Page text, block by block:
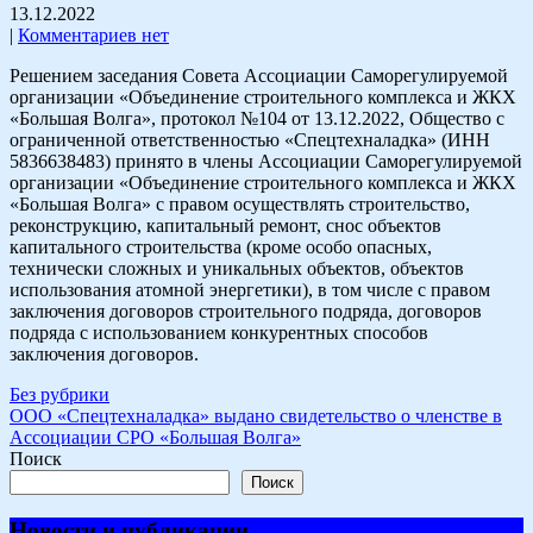
13.12.2022
| Комментариев нет
Решением заседания Совета Ассоциации Саморегулируемой
организации «Объединение строительного комплекса и ЖКХ
«Большая Волга», протокол №104 от 13.12.2022, Общество с
ограниченной ответственностью «Спецтехналадка» (ИНН
5836638483) принято в члены Ассоциации Саморегулируемой
организации «Объединение строительного комплекса и ЖКХ
«Большая Волга» с правом осуществлять строительство,
реконструкцию, капитальный ремонт, снос объектов
капитального строительства (кроме особо опасных,
технически сложных и уникальных объектов, объектов
использования атомной энергетики), в том числе с правом
заключения договоров строительного подряда, договоров
подряда с использованием конкурентных способов
заключения договоров.
Без рубрики
Навигация
по
ООО «Спецтехналадка» выдано свидетельство о членстве в
Ассоциации СРО «Большая Волга»
Поиск
Поиск